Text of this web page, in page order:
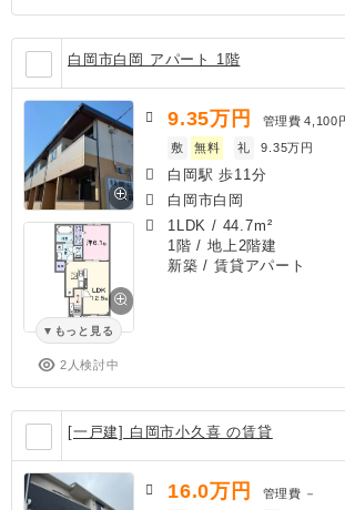
白岡市白岡 アパート 1階
もっと見る
2人検討中
9.35万円 管理費 4,100
敷
無料 礼 9.35万円
白岡駅 歩11分
白岡市白岡
1LDK / 44.7m²
1階 / 地上2階建
新築 / 賃貸アパート
[一戸建] 白岡市小久喜 の賃貸
16.0万円 管理費 －